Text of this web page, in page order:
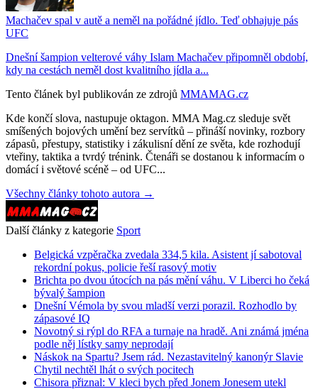
Machačev spal v autě a neměl na pořádné jídlo. Teď obhajuje pás
UFC
Dnešní šampion velterové váhy Islam Machačev připomněl období,
kdy na cestách neměl dost kvalitního jídla a...
Tento článek byl publikován ze zdrojů MMAMAG.cz
Kde končí slova, nastupuje oktagon. MMA Mag.cz sleduje svět
smíšených bojových umění bez servítků – přináší novinky, rozbory
zápasů, přestupy, statistiky i zákulisní dění ze světa, kde rozhodují
vteřiny, taktika a tvrdý trénink. Čtenáři se dostanou k informacím o
domácí i světové scéně – od UFC...
Všechny články tohoto autora →
Další články z kategorie Sport
Belgická vzpěračka zvedala 334,5 kila. Asistent jí sabotoval
rekordní pokus, policie řeší rasový motiv
Brichta po dvou útocích na pás mění váhu. V Liberci ho čeká
bývalý šampion
Dnešní Vémola by svou mladší verzi porazil. Rozhodlo by
zápasové IQ
Novotný si rýpl do RFA a turnaje na hradě. Ani známá jména
podle něj lístky samy neprodají
Náskok na Spartu? Jsem rád. Nezastavitelný kanonýr Slavie
Chytil nechtěl lhát o svých pocitech
Chisora přiznal: V kleci bych před Jonem Jonesem utekl